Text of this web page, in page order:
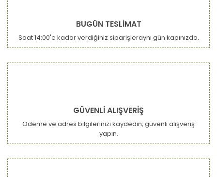
BUGÜN TESLİMAT
Saat 14:00'e kadar verdiğiniz siparişleraynı gün kapınızda.
GÜVENLİ ALIŞVERİŞ
Ödeme ve adres bilgilerinizi kaydedin, güvenli alışveriş
yapın.